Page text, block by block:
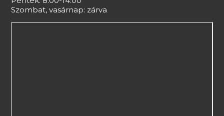
Szombat, vasárnap: zárva